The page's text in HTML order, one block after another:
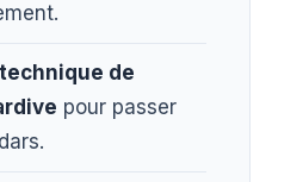
de
pour passer